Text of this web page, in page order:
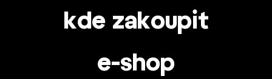
kde zakoupit
e-shop